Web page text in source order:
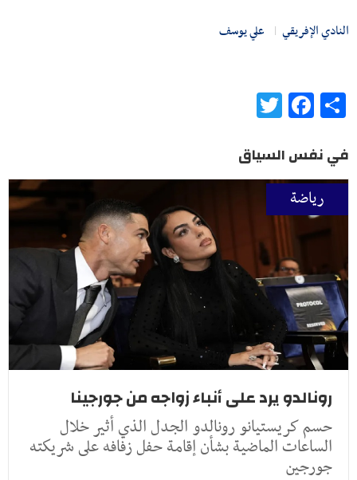
النادي الإفريقي علي يوسف
Share
Facebook
في نفس السياق
رياضة
رونالدو يرد على أنباء زواجه من جورجينا
حسم كريستيانو رونالدو الجدل الذي أثير خلال
الساعات الماضية بشأن إقامة حفل زفافه على شريكته
جورجين